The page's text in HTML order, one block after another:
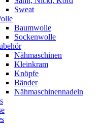
Sweat
Baumwolle
Sockenwolle
Nähmaschinen
Kleinkram
Knöpfe
Bänder
Nähmaschinennadeln